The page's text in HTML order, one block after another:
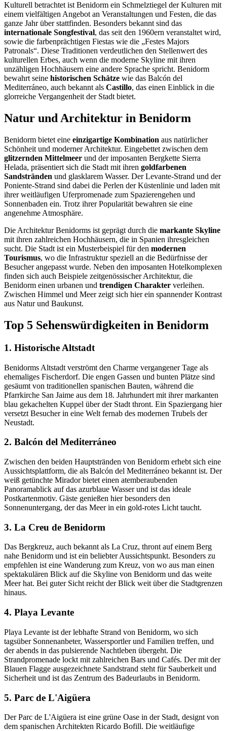
Kulturell betrachtet ist Benidorm ein Schmelztiegel der Kulturen mit
einem vielfältigen Angebot an Veranstaltungen und Festen, die das
ganze Jahr über stattfinden. Besonders bekannt sind das
internationale Songfestival, das seit den 1960ern veranstaltet wird,
sowie die farbenprächtigen Fiestas wie die „Festes Majors
Patronals“. Diese Traditionen verdeutlichen den Stellenwert des
kulturellen Erbes, auch wenn die moderne Skyline mit ihren
unzähligen Hochhäusern eine andere Sprache spricht. Benidorm
bewahrt seine historischen Schätze wie das Balcón del
Mediterráneo, auch bekannt als Castillo, das einen Einblick in die
glorreiche Vergangenheit der Stadt bietet.
Natur und Architektur in Benidorm
Benidorm bietet eine einzigartige Kombination aus natürlicher
Schönheit und moderner Architektur. Eingebettet zwischen dem
glitzernden Mittelmeer und der imposanten Bergkette Sierra
Helada, präsentiert sich die Stadt mit ihren goldfarbenen
Sandstränden und glasklarem Wasser. Der Levante-Strand und der
Poniente-Strand sind dabei die Perlen der Küstenlinie und laden mit
ihrer weitläufigen Uferpromenade zum Spazierengehen und
Sonnenbaden ein. Trotz ihrer Popularität bewahren sie eine
angenehme Atmosphäre.
Die Architektur Benidorms ist geprägt durch die markante Skyline
mit ihren zahlreichen Hochhäusern, die in Spanien ihresgleichen
sucht. Die Stadt ist ein Musterbeispiel für den modernen
Tourismus, wo die Infrastruktur speziell an die Bedürfnisse der
Besucher angepasst wurde. Neben den imposanten Hotelkomplexen
finden sich auch Beispiele zeitgenössischer Architektur, die
Benidorm einen urbanen und trendigen Charakter verleihen.
Zwischen Himmel und Meer zeigt sich hier ein spannender Kontrast
aus Natur und Baukunst.
Top 5 Sehenswürdigkeiten in Benidorm
1. Historische Altstadt
Benidorms Altstadt verströmt den Charme vergangener Tage als
ehemaliges Fischerdorf. Die engen Gassen und bunten Plätze sind
gesäumt von traditionellen spanischen Bauten, während die
Pfarrkirche San Jaime aus dem 18. Jahrhundert mit ihrer markanten
blau gekachelten Kuppel über der Stadt thront. Ein Spaziergang hier
versetzt Besucher in eine Welt fernab des modernen Trubels der
Neustadt.
2. Balcón del Mediterráneo
Zwischen den beiden Hauptstränden von Benidorm erhebt sich eine
Aussichtsplattform, die als Balcón del Mediterráneo bekannt ist. Der
weiß getünchte Mirador bietet einen atemberaubenden
Panoramablick auf das azurblaue Wasser und ist das ideale
Postkartenmotiv. Gäste genießen hier besonders den
Sonnenuntergang, der das Meer in ein gold-rotes Licht taucht.
3. La Creu de Benidorm
Das Bergkreuz, auch bekannt als La Cruz, thront auf einem Berg
nahe Benidorm und ist ein beliebter Aussichtspunkt. Besonders zu
empfehlen ist eine Wanderung zum Kreuz, von wo aus man einen
spektakulären Blick auf die Skyline von Benidorm und das weite
Meer hat. Bei guter Sicht reicht der Blick weit über die Stadtgrenzen
hinaus.
4. Playa Levante
Playa Levante ist der lebhafte Strand von Benidorm, wo sich
tagsüber Sonnenanbeter, Wassersportler und Familien treffen, und
der abends in das pulsierende Nachtleben übergeht. Die
Strandpromenade lockt mit zahlreichen Bars und Cafés. Der mit der
Blauen Flagge ausgezeichnete Sandstrand steht für Sauberkeit und
Sicherheit und ist das Zentrum des Badeurlaubs in Benidorm.
5. Parc de L'Aigüera
Der Parc de L'Aigüera ist eine grüne Oase in der Stadt, designt von
dem spanischen Architekten Ricardo Bofill. Die weitläufige